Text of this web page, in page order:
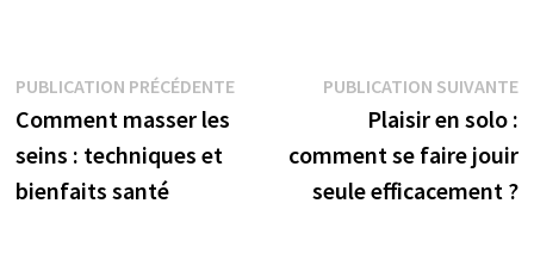
Navigation
de
l’article
PUBLICATION PRÉCÉDENTEPublication
Comment masser les
seins : techniques et
bienfaits santé
PUBLICATION SUIVANTE
Plaisir en solo :
comment se faire jouir
seule efficacement ?